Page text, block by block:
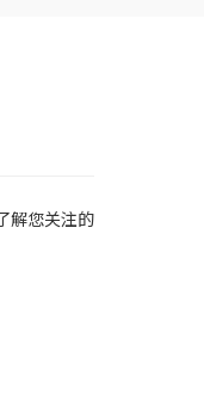
解您关注的